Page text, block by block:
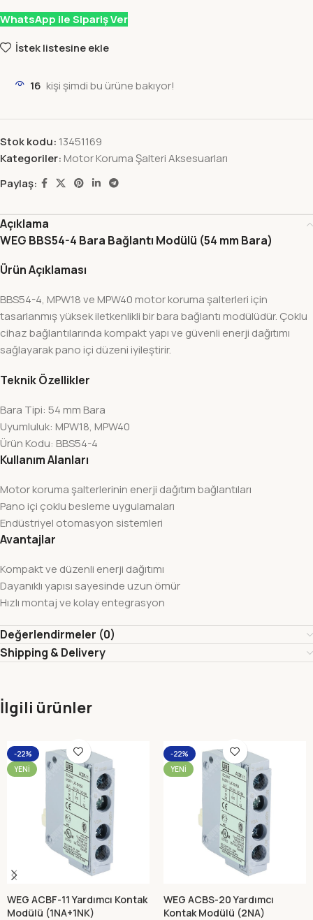
WhatsApp ile Sipariş Ver
İstek listesine ekle
16 kişi şimdi bu ürüne bakıyor!
Stok kodu: 13451169
Kategoriler: Motor Koruma Şalteri Aksesuarları
Paylaş:
Açıklama
WEG BBS54-4 Bara Bağlantı Modülü (54 mm Bara)
Ürün Açıklaması
BBS54-4, MPW18 ve MPW40 motor koruma şalterleri için
tasarlanmış yüksek iletkenlikli bir bara bağlantı modülüdür. Çoklu
cihaz bağlantılarında kompakt yapı ve güvenli enerji dağıtımı
sağlayarak pano içi düzeni iyileştirir.
Teknik Özellikler
Bara Tipi: 54 mm Bara
Uyumluluk: MPW18, MPW40
Ürün Kodu: BBS54-4
Kullanım Alanları
Motor koruma şalterlerinin enerji dağıtım bağlantıları
Pano içi çoklu besleme uygulamaları
Endüstriyel otomasyon sistemleri
Avantajlar
Kompakt ve düzenli enerji dağıtımı
Dayanıklı yapısı sayesinde uzun ömür
Hızlı montaj ve kolay entegrasyon
Değerlendirmeler (0)
Shipping & Delivery
İlgili ürünler
-22%
YENI
WEG ACBF-11 Yardımcı Kontak
Modülü (1NA+1NK)
-22%
YENI
WEG ACBS-20 Yardımcı
Kontak Modülü (2NA)